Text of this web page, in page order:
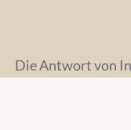
Die Antwort von